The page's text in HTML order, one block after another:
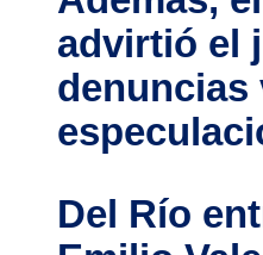
advirtió el
denuncias
Del Río